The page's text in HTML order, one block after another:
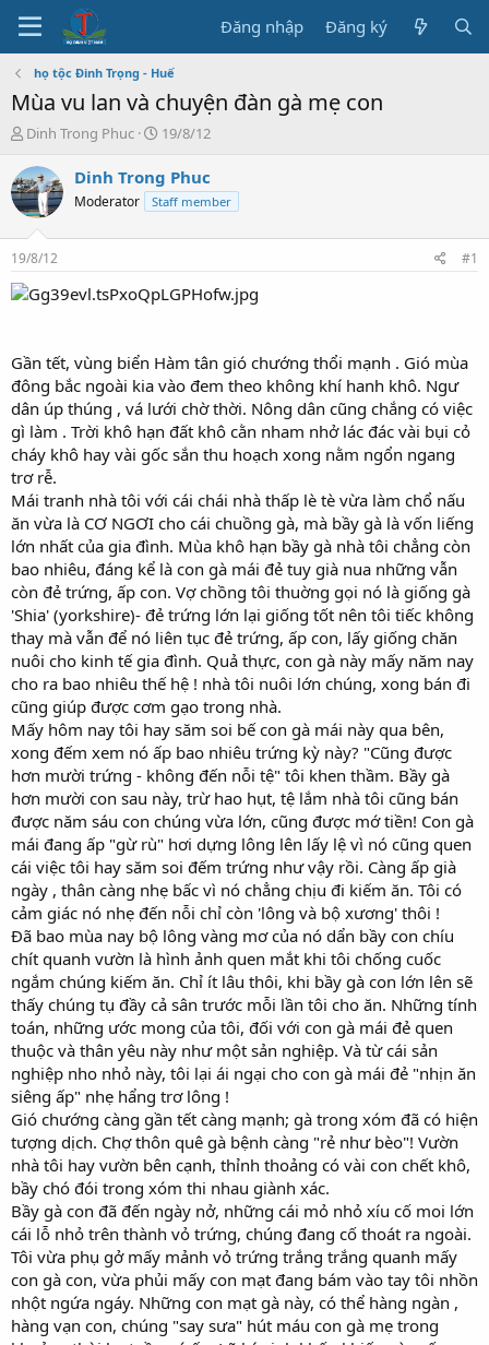
Đăng nhập Đăng ký
họ tộc Đinh Trọng - Huế
Mùa vu lan và chuyện đàn gà mẹ con
T
r
e
a
s
t
a
r
Dinh Trong Phuc
N
à
y
b
ầ
19/8/12
Dinh Trong Phuc
Moderator Staff member
19/8/12 #1
Gần tết, vùng biển Hàm tân gió chướng thổi mạnh . Gió mùa
đông bắc ngoài kia vào đem theo không khí hanh khô. Ngư
dân úp thúng , vá lưới chờ thời. Nông dân cũng chắng có việc
gì làm . Trời khô hạn đất khô cằn nham nhở lác đác vài bụi cỏ
cháy khô hay vài gốc sắn thu hoạch xong nằm ngổn ngang
trơ rễ.
Mái tranh nhà tôi với cái chái nhà thấp lè tè vừa làm chổ nấu
ăn vừa là CƠ NGƠI cho cái chuồng gà, mà bầy gà là vốn liếng
lớn nhất của gia đình. Mùa khô hạn bầy gà nhà tôi chẳng còn
bao nhiêu, đáng kể là con gà mái đẻ tuy già nua những vẫn
còn đẻ trứng, ấp con. Vợ chồng tôi thuờng gọi nó là giống gà
'Shia' (yorkshire)- đẻ trứng lớn lại giống tốt nên tôi tiếc không
thay mà vẫn để nó liên tục đẻ trứng, ấp con, lấy giống chăn
nuôi cho kinh tế gia đình. Quả thực, con gà này mấy năm nay
cho ra bao nhiêu thế hệ ! nhà tôi nuôi lớn chúng, xong bán đi
cũng giúp được cơm gạo trong nhà.
Mấy hôm nay tôi hay săm soi bế con gà mái này qua bên,
xong đếm xem nó ấp bao nhiêu trứng kỳ này? "Cũng được
hơn mười trứng - không đến nỗi tệ" tôi khen thầm. Bầy gà
hơn mười con sau này, trừ hao hụt, tệ lắm nhà tôi cũng bán
được năm sáu con chúng vừa lớn, cũng được mớ tiền! Con gà
mái đang ấp "gừ rù" hơi dựng lông lên lấy lệ vì nó cũng quen
cái việc tôi hay săm soi đếm trứng như vậy rồi. Càng ấp già
ngày , thân càng nhẹ bấc vì nó chẳng chịu đi kiếm ăn. Tôi có
cảm giác nó nhẹ đến nỗi chỉ còn 'lông và bộ xương' thôi !
Đã bao mùa nay bộ lông vàng mơ của nó dẩn bầy con chíu
chít quanh vườn là hình ảnh quen mắt khi tôi chống cuốc
ngắm chúng kiếm ăn. Chỉ ít lâu thôi, khi bầy gà con lớn lên sẽ
thấy chúng tụ đầy cả sân trước mỗi lần tôi cho ăn. Những tính
toán, những ước mong của tôi, đối với con gà mái đẻ quen
thuộc và thân yêu này như một sản nghiệp. Và từ cái sản
nghiệp nho nhỏ này, tôi lại ái ngại cho con gà mái đẻ "nhịn ăn
siêng ấp" nhẹ hẩng trơ lông !
Gió chướng càng gần tết càng mạnh; gà trong xóm đã có hiện
tượng dịch. Chợ thôn quê gà bệnh càng "rẻ như bèo"! Vườn
nhà tôi hay vườn bên cạnh, thỉnh thoảng có vài con chết khô,
bầy chó đói trong xóm thi nhau giành xác.
Bầy gà con đã đến ngày nở, những cái mỏ nhỏ xíu cố moi lớn
cái lỗ nhỏ trên thành vỏ trứng, chúng đang cố thoát ra ngoài.
Tôi vừa phụ gở mấy mảnh vỏ trứng trắng trắng quanh mấy
con gà con, vừa phủi mấy con mạt đang bám vào tay tôi nhồn
nhột ngứa ngáy. Những con mạt gà này, có thể hàng ngàn ,
hàng vạn con, chúng "say sưa" hút máu con gà mẹ trong